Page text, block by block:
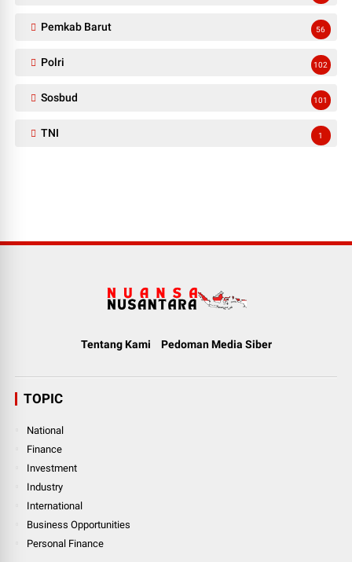
Pemkab Barut 56
Polri 102
Sosbud 101
TNI 1
Tentang Kami Pedoman Media Siber
TOPIC
National
Finance
Investment
Industry
International
Business Opportunities
Personal Finance